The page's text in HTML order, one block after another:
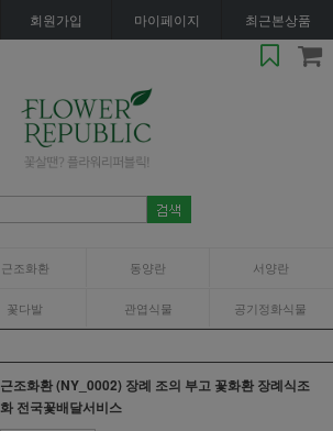
회원가입 마이페이지 최근본상품
근조화환 동양란 서양란
꽃다발 관엽식물 공기정화식물
근조화환 (NY_0002) 장례 조의 부고 꽃화환 장례식조
화 전국꽃배달서비스